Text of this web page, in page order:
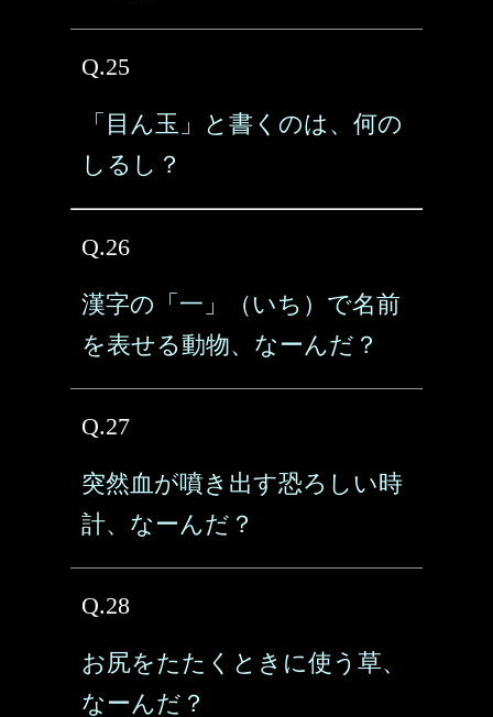
Q.25
「目ん玉」と書くのは、何の
しるし？
Q.26
漢字の「一」（いち）で名前
を表せる動物、なーんだ？
Q.27
突然血が噴き出す恐ろしい時
計、なーんだ？
Q.28
お尻をたたくときに使う草、
なーんだ？